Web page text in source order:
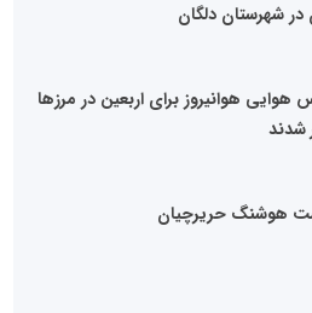
در شهرستان دلگان
هوایی هوانیروز برای اربعین در مرز‌ها
شدند
هوشنگ حریرچیان